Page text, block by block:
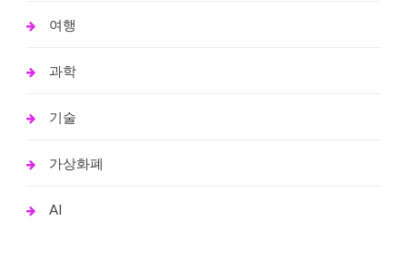
여행
과학
기술
가상화폐
AI